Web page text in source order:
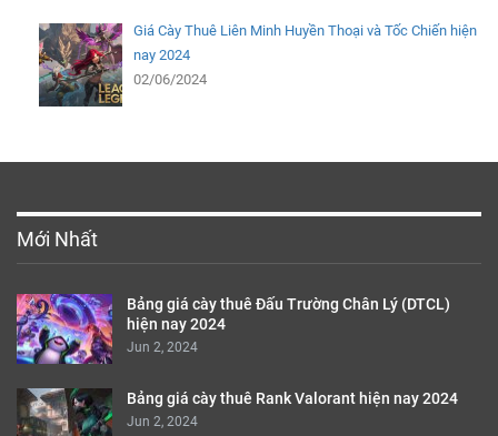
Giá Cày Thuê Liên Minh Huyền Thoại và Tốc Chiến hiện
nay 2024
02/06/2024
Mới Nhất
Bảng giá cày thuê Đấu Trường Chân Lý (DTCL)
hiện nay 2024
Jun 2, 2024
Bảng giá cày thuê Rank Valorant hiện nay 2024
Jun 2, 2024